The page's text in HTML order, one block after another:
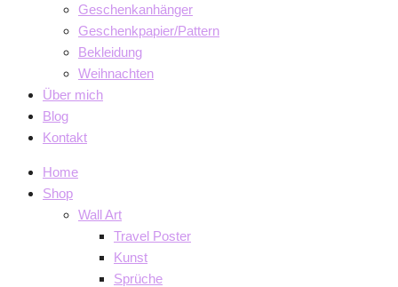
Geschenkanhänger
Geschenkpapier/Pattern
Bekleidung
Weihnachten
Über mich
Blog
Kontakt
Home
Shop
Wall Art
Travel Poster
Kunst
Sprüche